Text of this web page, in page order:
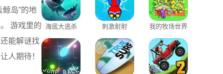
岛”的地
游戏里的
能解谜找
人期待！
海底大逃杀 刺激射射 我的牧场世界